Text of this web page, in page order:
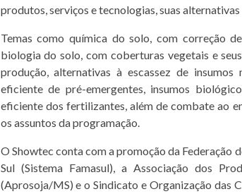
produtos, serviços e tecnologias, suas alternativas
Temas como química do solo, com correção
biologia do solo, com coberturas vegetais e
produção, alternativas à escassez de
eficiente de pré-emergentes, insumos
eficiente dos fertilizantes, além de combate ao
os assuntos da programação.
O Showtec conta com a promoção da Federação
Sul (Sistema Famasul), a Associação dos
(Aprosoja/MS) e o Sindicato e Organização das